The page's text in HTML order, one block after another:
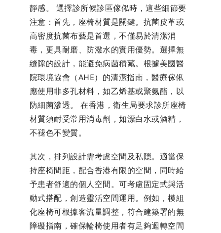
靜感。 選擇診所候診區傢俬時，這些細節要
注意：首先，座椅材質是關鍵。抗菌皮革或
高密度抗菌布藝是首選，不僅易於清潔消
毒，更具耐磨、防潑水的實用優勢。選擇無
縫隙的設計，能避免病菌積藏。根據美國醫
院環境協會（AHE）的清潔指南，醫療傢俬
應使用非多孔材料，如乙烯基或聚氨酯，以
防細菌滲透。 在香港，衛生局要求診所座椅
材質須耐受常用消毒劑，如漂白水或酒精，
不褪色不變質。
其次，排列設計需考慮空間及私隱。適當保
持座椅間距，配合香港有限的空間，同時給
予患者舒適的個人空間。可考慮固定式與活
動式搭配，創造靈活空間運用。例如，模組
化座椅可根據客流量調整，符合建築署的無
障礙指南，確保輪椅使用者有足夠迴轉空間